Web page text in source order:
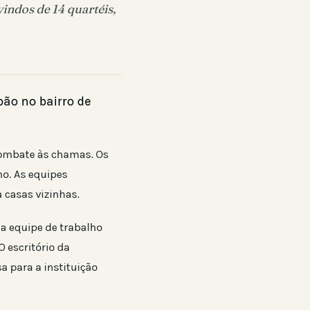
de 14 quartéis,
no bairro de
às chamas. Os
As equipes
vizinhas.
equipe de trabalho
escritório da
para a instituição